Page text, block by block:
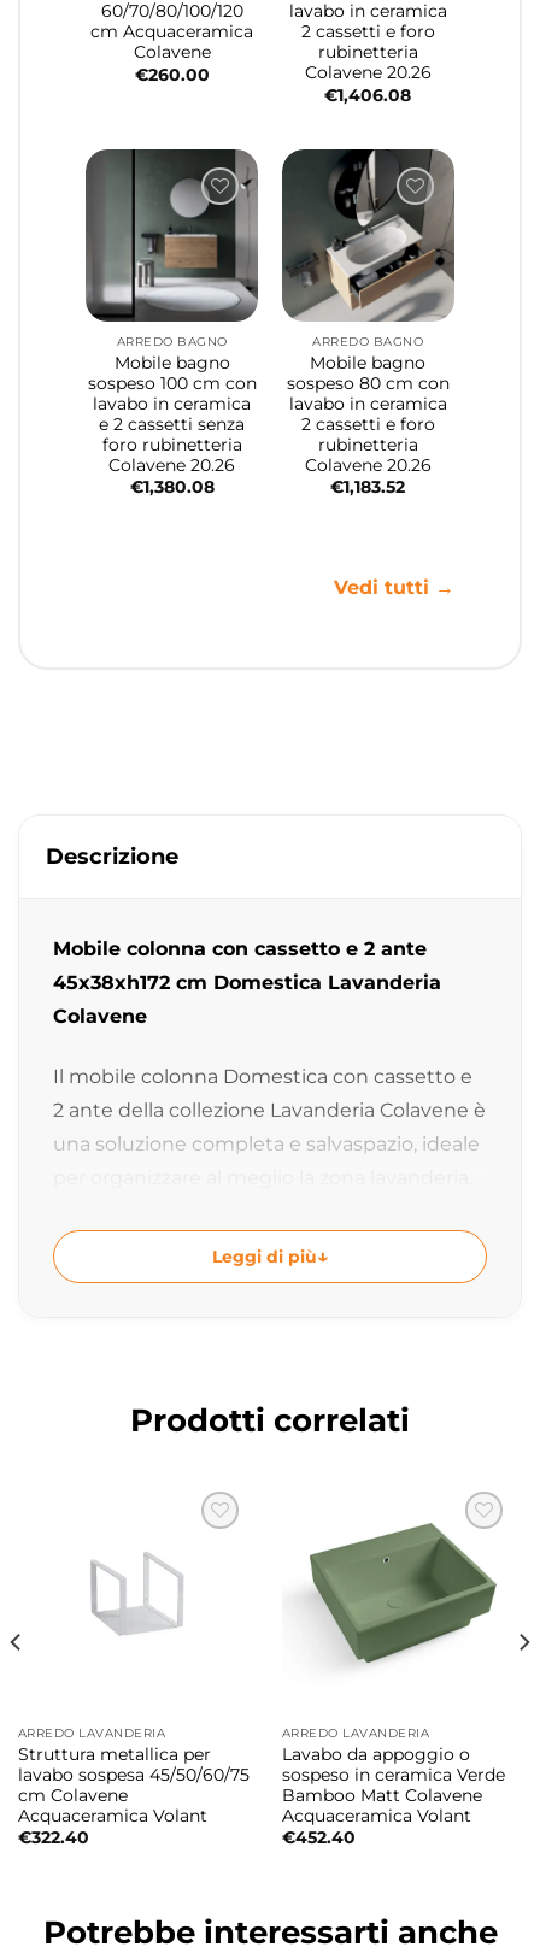
60/70/80/100/120
cm Acquaceramica
Colavene
€260.00
lavabo in ceramica
2 cassetti e foro
rubinetteria
Colavene 20.26
€1,406.08
ARREDO BAGNO
Mobile bagno
sospeso 100 cm con
lavabo in ceramica
e 2 cassetti senza
foro rubinetteria
Colavene 20.26
€1,380.08
ARREDO BAGNO
Mobile bagno
sospeso 80 cm con
lavabo in ceramica
2 cassetti e foro
rubinetteria
Colavene 20.26
€1,183.52
Vedi tutti →
Descrizione
Mobile colonna con cassetto e 2 ante
45x38xh172 cm Domestica Lavanderia
Colavene
Il mobile colonna Domestica con cassetto e
2 ante della collezione Lavanderia Colavene è
una soluzione completa e salvaspazio, ideale
sfruttare tutta l’altezza disponibile
mantenendo ordine e funzionalità anche in
Il mobile colonna Domestica è progettato
per offrire una soluzione pratica e capiente
essenziale e compatto consente un facile
inserimento in qualsiasi ambiente
domestico, migliorando l’ordine e la gestione
della lavanderia.
Struttura con 2 ante, cassetto e vano
Il mobile è dotato di 2 ante, 1 cassetto e vani
interni attrezzato con ripiano e cesto
portabiancheria, offrendo una soluzione
completa per contenere detergenti,
organizzazione.
Leggi di più
Prodotti correlati
ARREDO LAVANDERIA
Struttura metallica per
lavabo sospesa 45/50/60/75
cm Colavene
Acquaceramica Volant
€322.40
ARREDO LAVANDERIA
Lavabo da appoggio o
sospeso in ceramica Verde
Bamboo Matt Colavene
Acquaceramica Volant
€452.40
Potrebbe interessarti anche